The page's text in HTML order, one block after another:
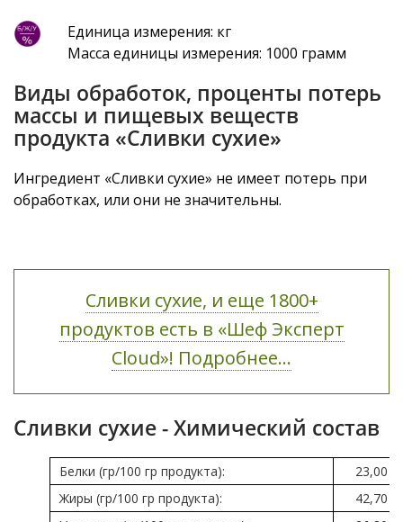
Единица измерения: кг
Масса единицы измерения: 1000 грамм
Виды обработок, проценты потерь
массы и пищевых веществ
продукта «Сливки сухие»
Ингредиент «Сливки сухие» не имеет потерь при
обработках, или они не значительны.
Сливки сухие, и еще 1800+
продуктов есть в «Шеф Эксперт
Cloud»! Подробнее...
Сливки сухие - Химический состав
Белки (гр/100 гр продукта):
23,00
Жиры (гр/100 гр продукта):
42,70